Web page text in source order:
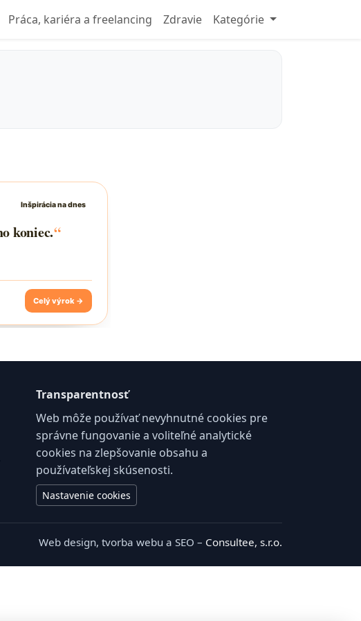
Práca, kariéra a freelancing Zdravie Kategórie
Transparentnosť
Web môže používať nevyhnutné cookies pre
správne fungovanie a voliteľné analytické
cookies na zlepšovanie obsahu a
používateľskej skúsenosti.
Nastavenie cookies
Web design, tvorba webu a SEO – Consultee, s.r.o.